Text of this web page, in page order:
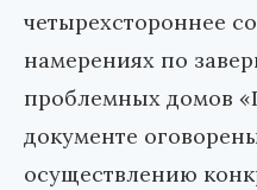
четырехстороннее
намерениях по
проблемных домов
документе
осуществлению